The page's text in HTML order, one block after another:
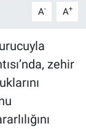
A- A+
zehir